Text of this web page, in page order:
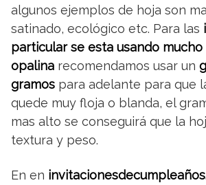
algunos ejemplos de hoja son
satinado, ecológico etc. Para las
particular se esta usando
opalina recomendamos usar un
gramos para adelante para que
quede muy floja o blanda, el
mas alto se conseguirá que la
textura y peso.
En en